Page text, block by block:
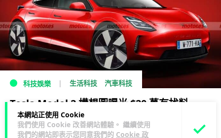
本網站正使用 Cookie
我們使用 Cookie 改善網站體驗。 繼續使用
我們的網站即表示您同意我們的 Cookie 政
科技娛樂 生活科技 汽車科技
Tesla Model 2 構想圖曝光 $20 萬有找料
2023 年發表
5 年前